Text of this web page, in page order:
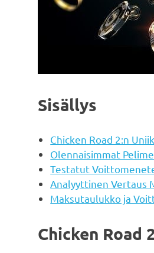
Sisällys
Chicken Road 2:n
Olennaisimmat
Testatut
Analyyttinen Vertaus
Maksutaulukko ja
Chicken Road